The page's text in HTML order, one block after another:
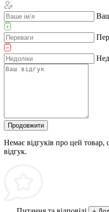
Продовжити
Немає відгуків про цей товар,
відгук.